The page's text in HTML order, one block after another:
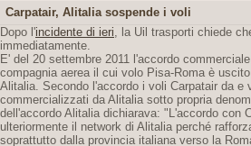
Carpatair, Alitalia sospende i voli
Dopo l'incidente di ieri, la Uil trasporti chiede
immediatamente.
E' del 20 settembre 2011 l'accordo
compagnia aerea il cui volo Pisa-Roma è
Alitalia. Secondo l'accordo i voli Carpatair da e
commercializzati da Alitalia sotto propria
dell'accordo Alitalia dichiarava: "L'accordo con
ulteriormente il network di Alitalia perché
soprattutto dalla provincia italiana verso la